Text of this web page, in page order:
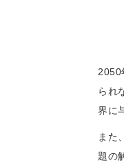
2050
られ
界に
また
題の